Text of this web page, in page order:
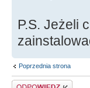
P.S. Jeżeli
Poprzednia strona
Odpowiedz